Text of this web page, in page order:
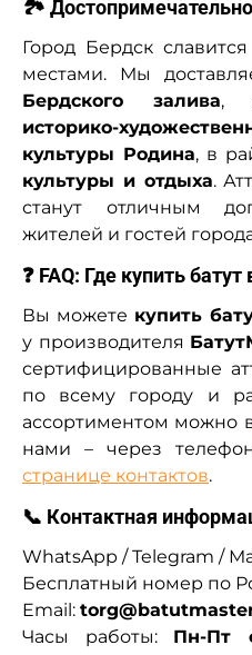
🏞
Город Бердск
местами. Мы
Бердского залива,
историко-
культуры Родина, в
культуры и отдыха.
станут отличным
жителей и гостей
❓ FAQ: Где купить
Вы можете купить
у производителя
сертифицированные
по всему городу и
ассортиментом можно
нами – через
странице контактов.
📞 Контактная
WhatsApp / Telegram /
Бесплатный номер по
Email:
Часы работы: Пн-Пт